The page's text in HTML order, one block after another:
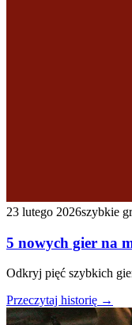
23 lutego 2026szybkie
5 nowych gier na
Odkryj pięć szybkich
Przeczytaj historię →